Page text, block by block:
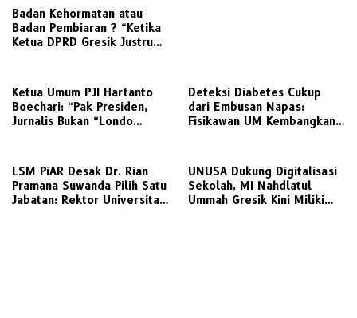
Badan Kehormatan atau
Badan Pembiaran ? “Ketika
Ketua DPRD Gresik Justru
Ketua Umum PJI Hartanto
Boechari: “Pak Presiden,
Jurnalis Bukan “Londo
Deteksi Diabetes Cukup
dari Embusan Napas:
Fisikawan UM Kembangkan
LSM PiAR Desak Dr. Rian
Pramana Suwanda Pilih Satu
Jabatan: Rektor Universitas
UNUSA Dukung Digitalisasi
Sekolah, MI Nahdlatul
Ummah Gresik Kini Miliki